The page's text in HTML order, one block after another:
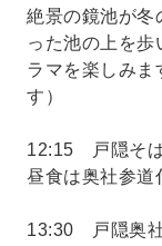
絶景の鏡池が冬
った池の上を歩
ラマを楽しみま
す）
12:15 戸隠そ
昼食は奥社参道
13:30 戸隠奥